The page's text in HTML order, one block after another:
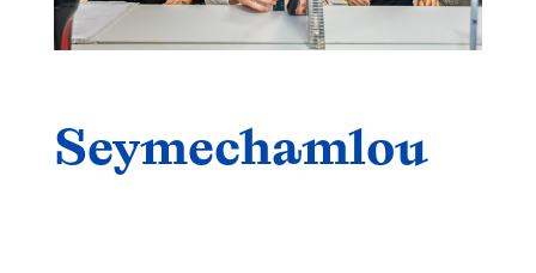
Seymechamlou